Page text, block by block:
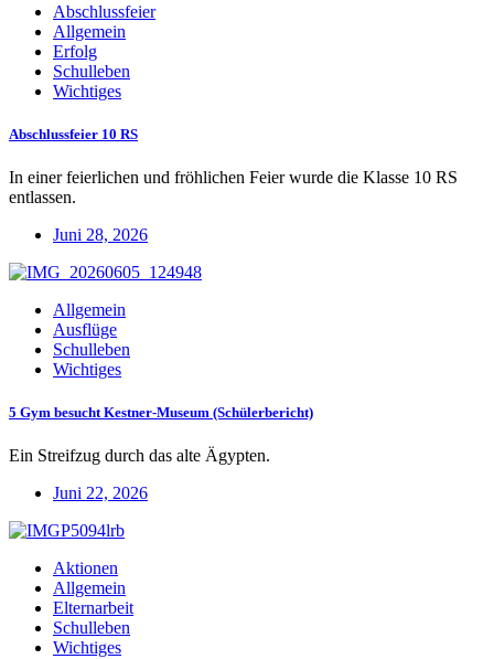
Abschlussfeier
Allgemein
Erfolg
Schulleben
Wichtiges
Abschlussfeier 10 RS
In einer feierlichen und fröhlichen Feier wurde die Klasse 10 RS
entlassen.
Juni 28, 2026
Allgemein
Ausflüge
Schulleben
Wichtiges
5 Gym besucht Kestner-Museum (Schülerbericht)
Ein Streifzug durch das alte Ägypten.
Juni 22, 2026
Aktionen
Allgemein
Elternarbeit
Schulleben
Wichtiges